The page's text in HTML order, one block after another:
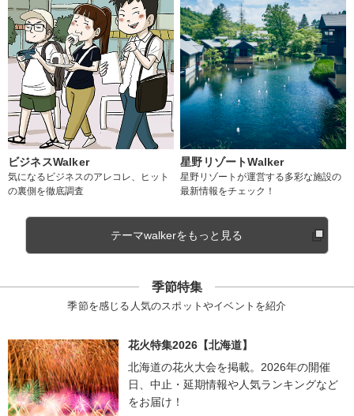
ビジネスWalker
気になるビジネスのアレコレ、ヒット
の裏側を徹底調査
星野リゾートWalker
星野リゾートが運営する多彩な施設の
最新情報をチェック！
テーマwalkerをもっと見る
季節特集
季節を感じる人気のスポットやイベントを紹介
花火特集2026【北海道】
北海道の花火大会を掲載。2026年の開催
日、中止・延期情報や人気ランキングなど
をお届け！